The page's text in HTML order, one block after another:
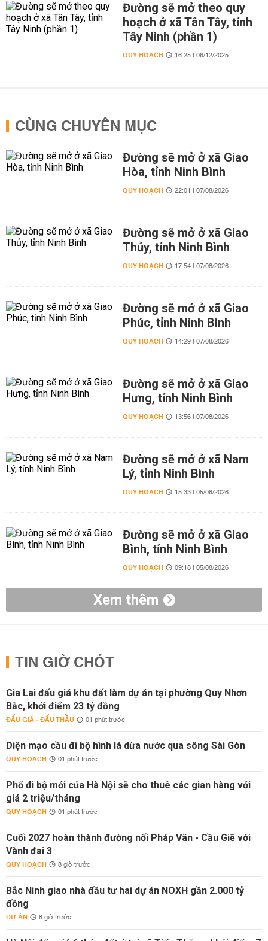
Đường sẽ mở theo quy
hoạch ở xã Tân Tây, tỉnh
Tây Ninh (phần 1)
QUY HOẠCH 16:25 | 06/12/2025
CÙNG CHUYÊN MỤC
Đường sẽ mở ở xã Giao
Hòa, tỉnh Ninh Bình
QUY HOẠCH 22:01 | 07/08/2026
Đường sẽ mở ở xã Giao
Thủy, tỉnh Ninh Bình
QUY HOẠCH 17:54 | 07/08/2026
Đường sẽ mở ở xã Giao
Phúc, tỉnh Ninh Bình
QUY HOẠCH 14:29 | 07/08/2026
Đường sẽ mở ở xã Giao
Hưng, tỉnh Ninh Bình
QUY HOẠCH 13:56 | 07/08/2026
Đường sẽ mở ở xã Nam
Lý, tỉnh Ninh Bình
QUY HOẠCH 15:33 | 05/08/2026
Đường sẽ mở ở xã Giao
Bình, tỉnh Ninh Bình
QUY HOẠCH 09:18 | 05/08/2026
Xem thêm
TIN GIỜ CHÓT
Gia Lai đấu giá khu đất làm dự án tại phường Quy Nhơn
Bắc, khởi điểm 23 tỷ đồng
ĐẤU GIÁ - ĐẤU THẦU 01 phút trước
Diện mạo cầu đi bộ hình lá dừa nước qua sông Sài Gòn
QUY HOẠCH 01 phút trước
Phố đi bộ mới của Hà Nội sẽ cho thuê các gian hàng với
giá 2 triệu/tháng
QUY HOẠCH 01 phút trước
Cuối 2027 hoàn thành đường nối Pháp Vân - Cầu Giẽ với
Vành đai 3
QUY HOẠCH 8 giờ trước
Bắc Ninh giao nhà đầu tư hai dự án NOXH gần 2.000 tỷ
đồng
DỰ ÁN 8 giờ trước